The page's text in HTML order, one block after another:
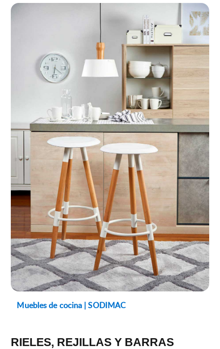
Muebles de cocina | SODIMAC
RIELES, REJILLAS Y BARRAS